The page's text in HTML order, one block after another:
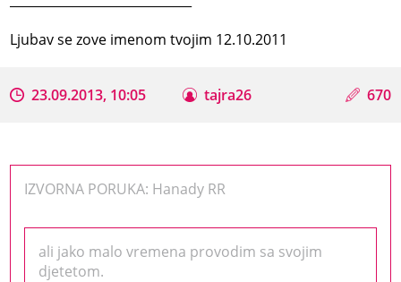
Ljubav se zove imenom tvojim 12.10.2011
23.09.2013, 10:05 tajra26 670
IZVORNA PORUKA: Hanady RR
ali jako malo vremena provodim sa svojim
djetetom.